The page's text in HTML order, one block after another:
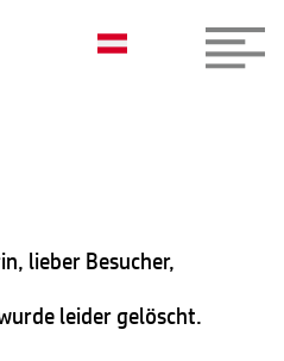
lieber Besucher,
leider gelöscht.